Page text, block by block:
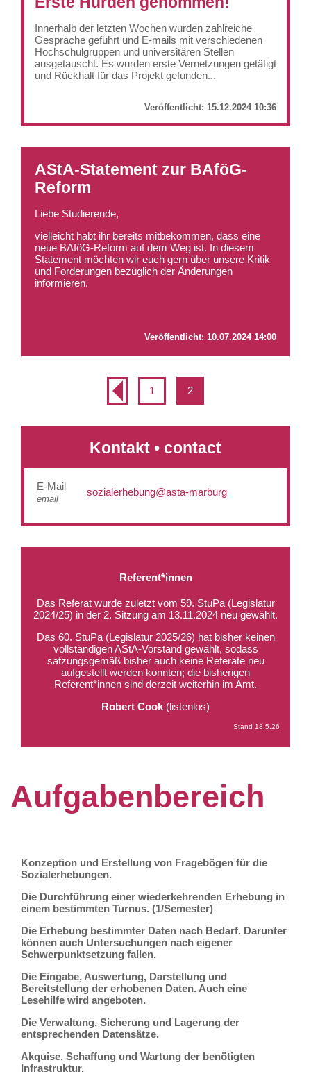
Innerhalb der letzten Wochen wurden zahlreiche
Gespräche geführt und E-mails mit verschiedenen
Hochschulgruppen und universitären Stellen
ausgetauscht. Es wurden erste Vernetzungen getätigt
und Rückhalt für das Projekt gefunden...
Veröffentlicht: 15.12.2024 10:36
AStA-Statement zur BAföG-
Reform
Liebe Studierende,
vielleicht habt ihr bereits mitbekommen, dass eine
neue BAföG-Reform auf dem Weg ist. In diesem
Statement möchten wir euch gern über unsere Kritik
und Forderungen bezüglich der Änderungen
informieren.
Veröffentlicht: 10.07.2024 14:00
1 2
Kontakt • contact
E-Mail
email
sozialerhebung@asta-marburg
Referent*innen
Das Referat wurde zuletzt vom 59. StuPa (Legislatur
2024/25) in der 2. Sitzung am 13.11.2024 neu gewählt.
Das 60. StuPa (Legislatur 2025/26) hat bisher keinen
vollständigen AStA-Vorstand gewählt, sodass
satzungsgemäß bisher auch keine Referate neu
aufgestellt werden konnten; die bisherigen
Referent*innen sind derzeit weiterhin im Amt.
Robert Cook (listenlos)
Stand 18.5.26
Aufgabenbereich
Konzeption und Erstellung von Fragebögen für die
Sozialerhebungen.
Die Durchführung einer wiederkehrenden Erhebung in
einem bestimmten Turnus. (1/Semester)
Die Erhebung bestimmter Daten nach Bedarf. Darunter
können auch Untersuchungen nach eigener
Schwerpunktsetzung fallen.
Die Eingabe, Auswertung, Darstellung und
Bereitstellung der erhobenen Daten. Auch eine
Lesehilfe wird angeboten.
Die Verwaltung, Sicherung und Lagerung der
entsprechenden Datensätze.
Akquise, Schaffung und Wartung der benötigten
Infrastruktur.